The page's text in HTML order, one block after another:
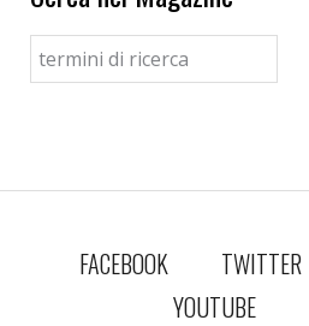
FACEBOOK TWITTER
YOUTUBE